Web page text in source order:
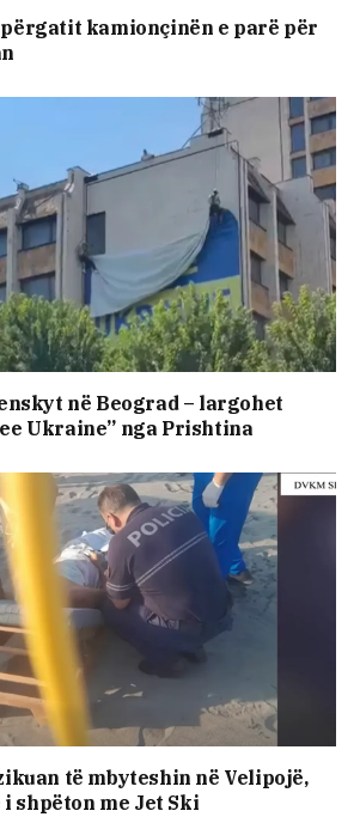
kamionçinën e parë për
në Beograd – largohet
Ukraine” nga Prishtina
të mbyteshin në Velipojë,
shpëton me Jet Ski